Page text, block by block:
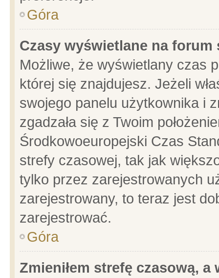
Góra
Czasy wyświetlane na forum
Możliwe, że wyświetlany czas
której się znajdujesz. Jeżeli
swojego panelu użytkownika i
zgadzała się z Twoim
Środkowoeuropejski Czas
strefy czasowej, tak jak
tylko przez zarejestrowanych
zarejestrowany, to teraz jest
zarejestrować.
Góra
Zmieniłem strefę czasową,